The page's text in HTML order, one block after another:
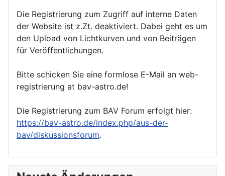
Die Registrierung zum Zugriff auf interne Daten
der Website ist z.Zt. deaktiviert. Dabei geht es um
den Upload von Lichtkurven und von Beiträgen
für Veröffentlichungen.
Bitte schicken Sie eine formlose E-Mail an web-
registrierung at bav-astro.de!
Die Registrierung zum BAV Forum erfolgt hier:
https://bav-astro.de/index.php/aus-der-
bav/diskussionsforum.